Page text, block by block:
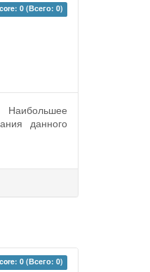
0 (Всего: 0)
Наибольшее
данного
0 (Всего: 0)